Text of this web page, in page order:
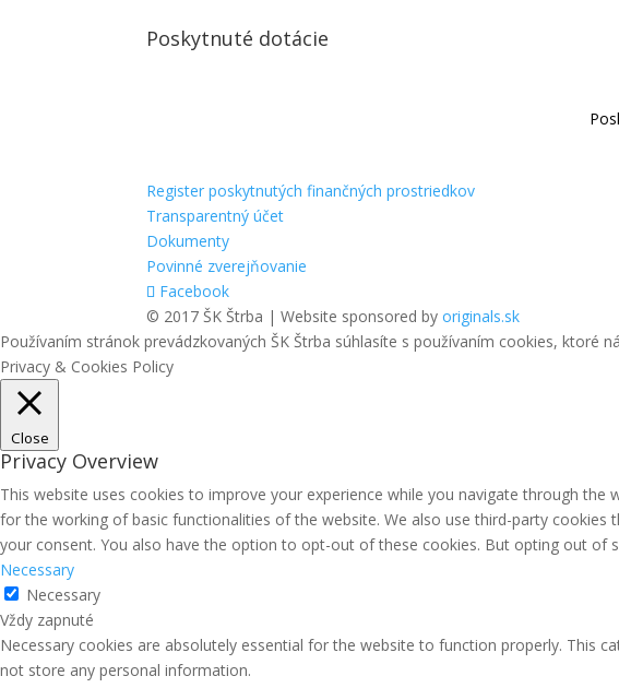
Poskytnuté dotácie
Register poskytnutých finančných prostriedkov
Transparentný účet
Dokumenty
Povinné zverejňovanie
Facebook
© 2017 ŠK Štrba | Website sponsored byoriginals.sk
Používaním stránok prevádzkovaných ŠK Štrba súhlasíte s používaním cookies, ktoré
Privacy & Cookies Policy
Close
Privacy Overview
This website uses cookies to improve your experience while you navigate through
for the working of basic functionalities of the website. We also use third-party
your consent. You also have the option to opt-out of these cookies. But opting out of
Necessary
Necessary
Vždy zapnuté
Necessary cookies are absolutely essential for the website to function properly. This
not store any personal information.